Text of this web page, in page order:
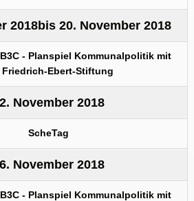
2018bis 20. November 2018
- Planspiel Kommunalpolitik mit
Friedrich-Ebert-Stiftung
November 2018
ScheTag
November 2018
- Planspiel Kommunalpolitik mit